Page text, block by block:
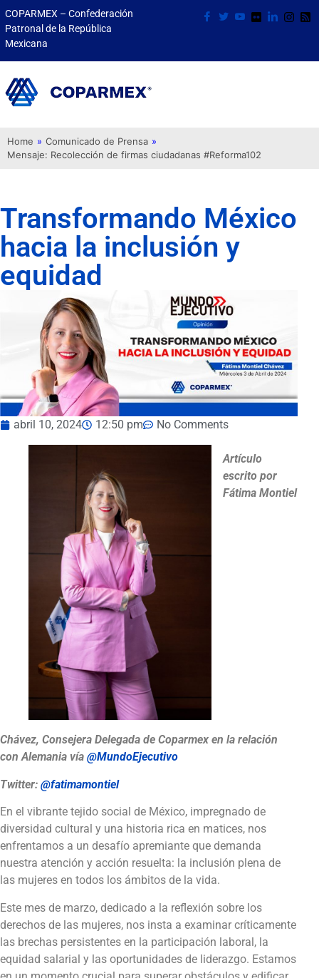
COPARMEX – Confederación
Patronal de la República
Mexicana
Home » Comunicado de Prensa »
Mensaje: Recolección de firmas ciudadanas #Reforma102
Transformando México
hacia la inclusión y
equidad
abril 10, 2024 12:50 pm No Comments
Artículo
escrito por
Fátima Montiel
Chávez, Consejera Delegada de Coparmex en la relación
con Alemania vía @MundoEjecutivo
Twitter: @fatimamontiel
En el vibrante tejido social de México, impregnado de
diversidad cultural y una historia rica en matices, nos
enfrentamos a un desafío apremiante que demanda
nuestra atención y acción resuelta: la inclusión plena de
las mujeres en todos los ámbitos de la vida.
Este mes de marzo, dedicado a la reflexión sobre los
derechos de las mujeres, nos insta a examinar críticamente
las brechas persistentes en la participación laboral, la
equidad salarial y las oportunidades de liderazgo. Estamos